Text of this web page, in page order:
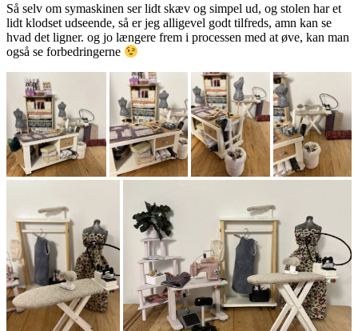
Så selv om symaskinen ser lidt skæv og simpel ud, og stolen har et
lidt klodset udseende, så er jeg alligevel godt tilfreds, amn kan se
hvad det ligner. og jo længere frem i processen med at øve, kan man
også se forbedringerne